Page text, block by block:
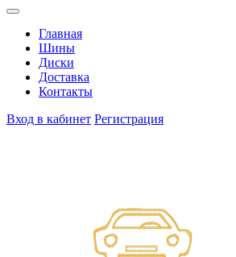
Главная
Шины
Диски
Доставка
Контакты
Вход в кабинет Регистрация